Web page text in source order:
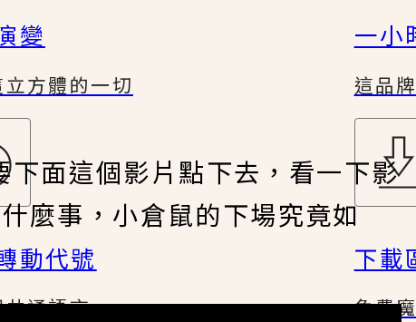
變
方體的一切
動代號
通語言
一小
這品
下載
免費
面這個影片點下去，看一下影
麼事，小倉鼠的下場究竟如